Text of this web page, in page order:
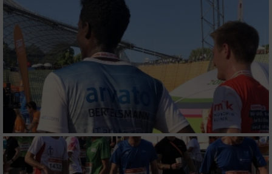
IAB-Besonderheiten:
Verwendung genauer Standortdaten
Geräte anhand von aktiv angeforderten
Informationen identifizieren
Nicht-IAB-Verarbeitungszwecke:
Notwendig
Performance